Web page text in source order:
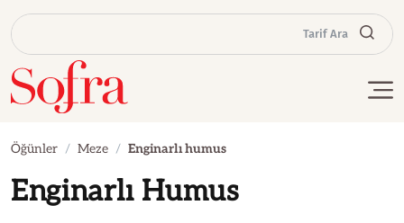
Tarif Ara
Öğünler Meze Enginarlı humus
Enginarlı Humus